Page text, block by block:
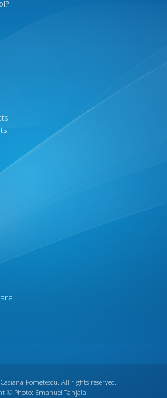
Casiana Fometescu. All rights reserved.
© Photo: Emanuel Tanjala